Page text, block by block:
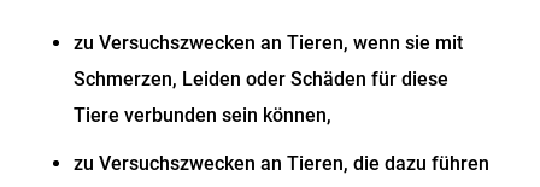
zu Versuchszwecken an Tieren, wenn sie mit
Schmerzen, Leiden oder Schäden für diese
Tiere verbunden sein können,
zu Versuchszwecken an Tieren, die dazu führen